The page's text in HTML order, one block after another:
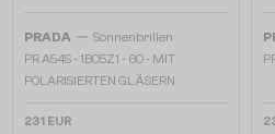
PRADA — Sonnenbrillen
PR A54S - 1BO5Z1 - 60 - MIT
POLARISIERTEN GLÄSERN
231 EUR